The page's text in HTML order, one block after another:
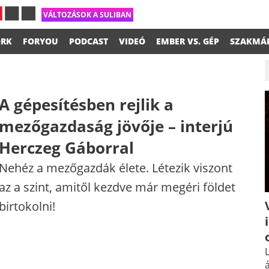
VÁLTOZÁSOK A SULIBAN
FORYOU PODCAST VIDEÓ EMBER VS. GÉP
gépesítésben rejlik a
jövője – interjú
Gáborral
a mezőgazdák élete. Létezik viszont
a szint, amitől kezdve már megéri földet